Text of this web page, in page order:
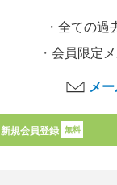
・全ての
・会員限定
メ
新規会員登録 無料